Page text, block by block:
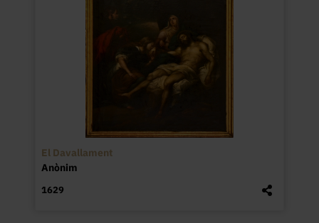
El Davallament
Anònim
1629